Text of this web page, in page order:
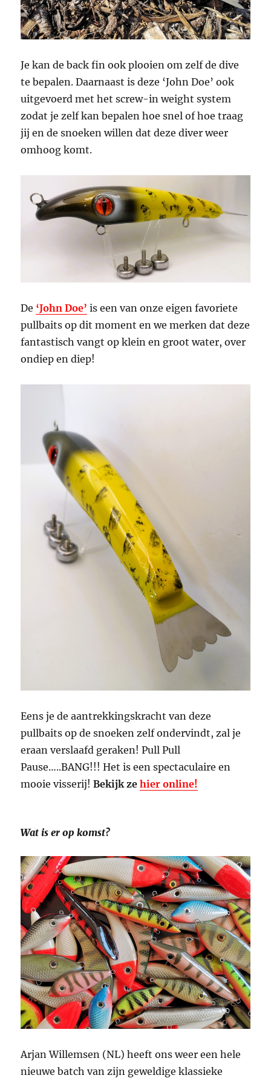
Je kan de back fin ook plooien om zelf de dive
te bepalen. Daarnaast is deze ‘John Doe’ ook
uitgevoerd met het screw-in weight system
zodat je zelf kan bepalen hoe snel of hoe traag
jij en de snoeken willen dat deze diver weer
omhoog komt.
De ‘John Doe’ is een van onze eigen favoriete
pullbaits op dit moment en we merken dat deze
fantastisch vangt op klein en groot water, over
ondiep en diep!
Eens je de aantrekkingskracht van deze
pullbaits op de snoeken zelf ondervindt, zal je
eraan verslaafd geraken! Pull Pull
Pause…..BANG!!! Het is een spectaculaire en
mooie visserij!Bekijk zehier online!
Wat is er op komst?
Arjan Willemsen (NL) heeft ons weer een hele
nieuwe batch van zijn geweldige klassieke